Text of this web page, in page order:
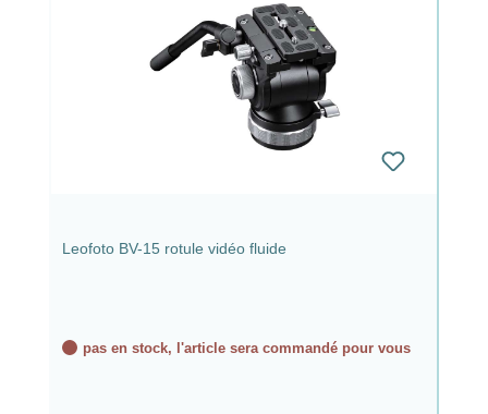
Leofoto BV-15 rotule vidéo fluide
pas en stock, l'article sera commandé pour vous